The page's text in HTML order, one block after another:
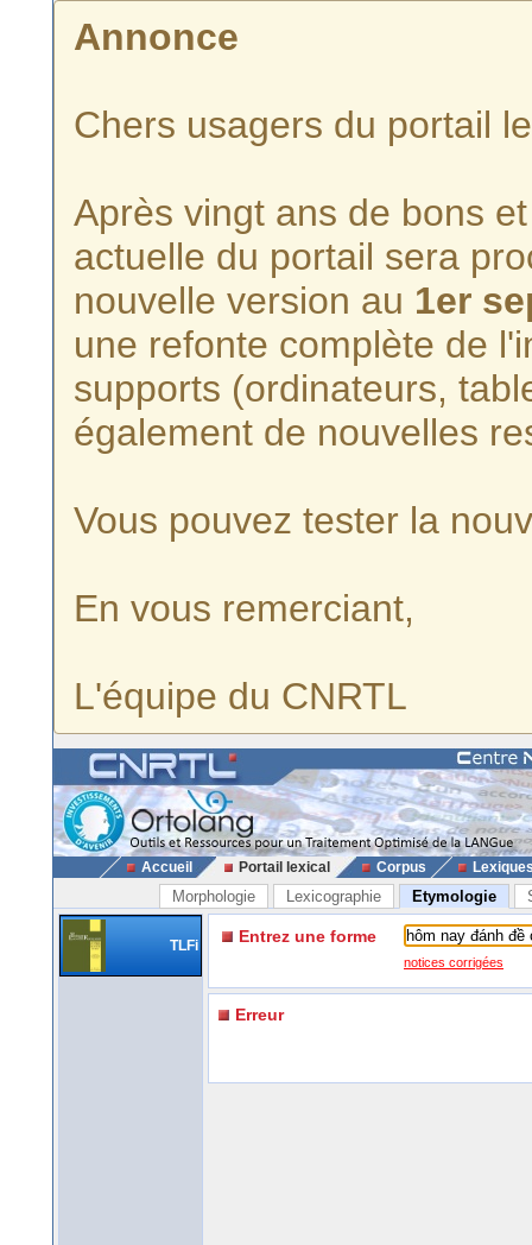
Annonce
Chers usagers du portail
Après vingt ans de bons
actuelle du portail sera
nouvelle version au 1er
une refonte complète de
supports (ordinateurs,
également de nouvelles
Vous pouvez tester la
En vous remerciant,
L'équipe du CNRTL
Accueil Portail lexical Corpus
Morphologie Lexicographie Etymologie
TLFi Entrez une forme
notices corrigées
Erreur